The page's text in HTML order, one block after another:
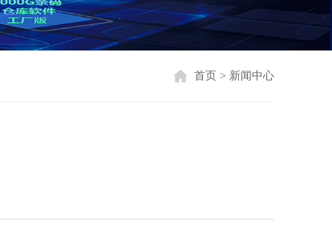
首页 > 新闻中心